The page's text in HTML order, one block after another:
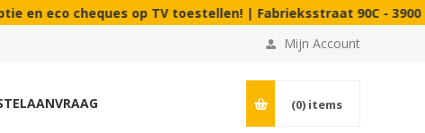
op TV toestellen! | Fabrieksstraat 90C - 3900 Pelt (B).
Mijn Account
(0) items